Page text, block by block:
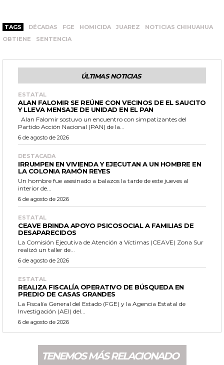
TAGS DÉCADAS FGE HOMICIDA JUAREZ
NOTICIAS CHIHUAHUA
OBTIENE
SENTENCIA
ÚLTIMAS NOTICIAS
ESTATAL
ALAN FALOMIR SE REÚNE CON VECINOS DE EL SAUCITO
Y LLEVA MENSAJE DE UNIDAD EN EL PAN
Partido Acción Nacional (PAN) de la...
6 de agosto de 2026
DESTACADA
IRRUMPEN EN VIVIENDA Y EJECUTAN A UN HOMBRE EN
LA COLONIA RAMÓN REYES
Un hombre fue asesinado a balazos la tarde de este jueves al
interior de...
6 de agosto de 2026
ESTATAL
CEAVE BRINDA APOYO PSICOSOCIAL A FAMILIAS DE
DESAPARECIDOS
La Comisión Ejecutiva de Atención a Víctimas (CEAVE) Zona Sur
realizó un taller de...
6 de agosto de 2026
ESTATAL
REALIZA FISCALÍA OPERATIVO DE BÚSQUEDA EN
PREDIO DE CASAS GRANDES
La Fiscalía General del Estado (FGE) y la Agencia Estatal de
Investigación (AEI) del...
6 de agosto de 2026
TENEMOS MÁS RELACIONADO